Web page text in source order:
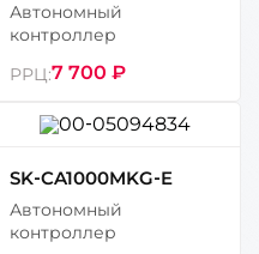
Автономный
контроллер
РРЦ:7 700 ₽
SK-CA1000MKG-E
Автономный
контроллер